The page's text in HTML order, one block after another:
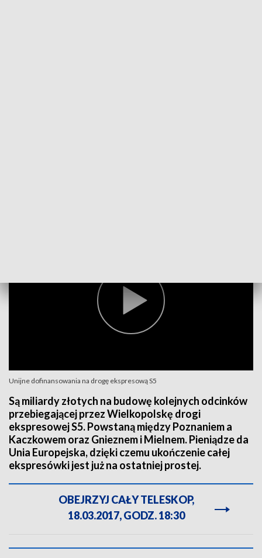
Unijne dofinansowania na drogę ekspresową S5
Są miliardy złotych na budowę kolejnych odcinków
przebiegającej przez Wielkopolskę drogi
ekspresowej S5. Powstaną między Poznaniem a
Kaczkowem oraz Gnieznem i Mielnem. Pieniądze da
Unia Europejska, dzięki czemu ukończenie całej
ekspresówki jest już na ostatniej prostej.
OBEJRZYJ CAŁY TELESKOP,
18.03.2017, GODZ. 18:30